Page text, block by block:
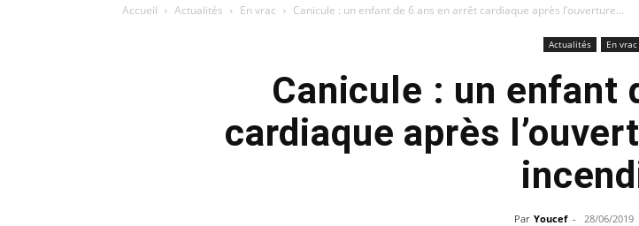
Accueil Actualités En vrac Canicule : un enfant de 6 ans en arrêt cardiaque après l’ouverture...
Actualités En vrac
Canicule : un enfant
cardiaque après
Par Youcef - 28/06/2019